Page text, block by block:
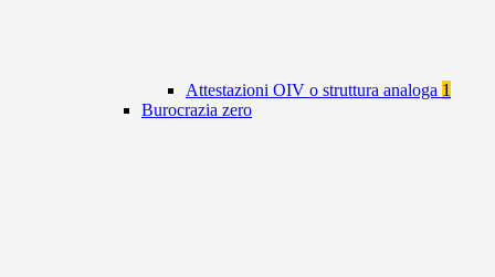
Attestazioni OIV o struttura analoga 1
Burocrazia zero